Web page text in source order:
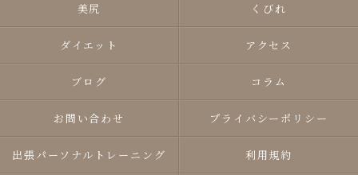
美尻 くびれ
ダイエット アクセス
ブログ コラム
お問い合わせ プライバシーポリシー
出張パーソナルトレーニング 利用規約